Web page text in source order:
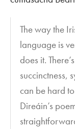
The way the
language is
does it.
succinctness,
can be hard
Direáin’s